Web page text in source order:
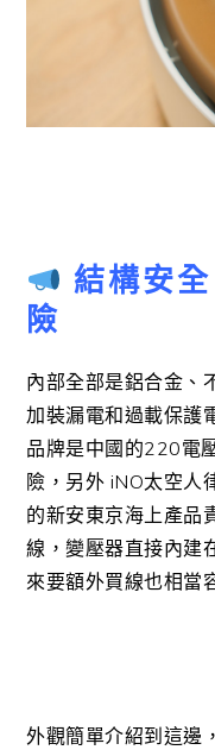
結構安
險
內部全部是鋁合金、
加裝漏電和過載保護
品牌是中國的220電
險，另外 iNO太空人
的新安東京海上產品
線，變壓器直接內建
來要額外買線也相當
外觀簡單介紹到這邊